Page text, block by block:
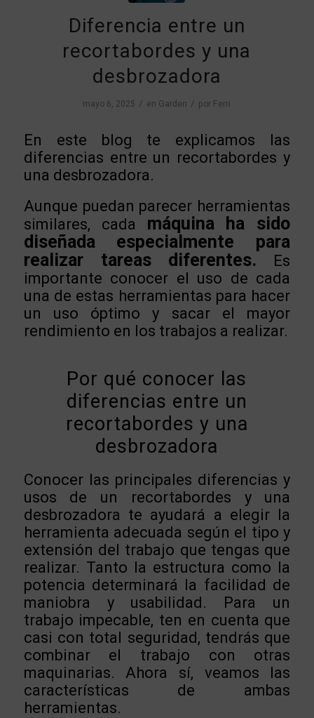
Diferencia entre un
recortabordes y una
desbrozadora
mayo 6, 2025 / en Garden / por Ferri
En este blog te explicamos las
diferencias entre un recortabordes y
una desbrozadora.
Aunque puedan parecer herramientas
similares, cada máquina ha sido
diseñada especialmente para
realizar tareas diferentes. Es
importante conocer el uso de cada
una de estas herramientas para hacer
un uso óptimo y sacar el mayor
rendimiento en los trabajos a realizar.
Por qué conocer las
diferencias entre un
recortabordes y una
desbrozadora
Conocer las principales diferencias y
usos de un recortabordes y una
desbrozadora te ayudará a elegir la
herramienta adecuada según el tipo y
extensión del trabajo que tengas que
realizar. Tanto la estructura como la
potencia determinará la facilidad de
maniobra y usabilidad. Para un
trabajo impecable, ten en cuenta que
casi con total seguridad, tendrás que
combinar el trabajo con otras
maquinarias. Ahora sí, veamos las
características de ambas
herramientas.